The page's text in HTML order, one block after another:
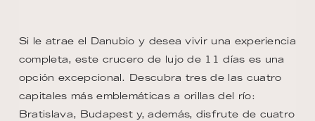
Si le atrae el Danubio y desea vivir una experiencia
completa, este crucero de lujo de 11 días es una
opción excepcional. Descubra tres de las cuatro
capitales más emblemáticas a orillas del río:
Bratislava, Budapest y, además, disfrute de cuatro